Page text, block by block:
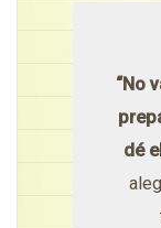
“No
dé